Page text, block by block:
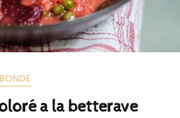
a la betterave